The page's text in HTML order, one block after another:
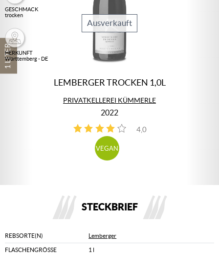
1 LITER
GESCHMACK
trocken
HERKUNFT
Württemberg - DE
Ausverkauft
LEMBERGER TROCKEN 1,0L
PRIVATKELLEREI KÜMMERLE
2022
4,0
4
VEGAN
STECKBRIEF
REBSORTE(N) Lemberger
FLASCHENGRÖSSE 1 l